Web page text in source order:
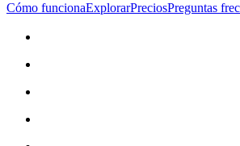
Cómo funcionaExplorarPreciosPreguntas